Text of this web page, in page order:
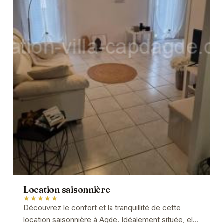
Location saisonnière
★★★★★
Découvrez le confort et la tranquillité de cette
location saisonnière à Agde. Idéalement située, elle